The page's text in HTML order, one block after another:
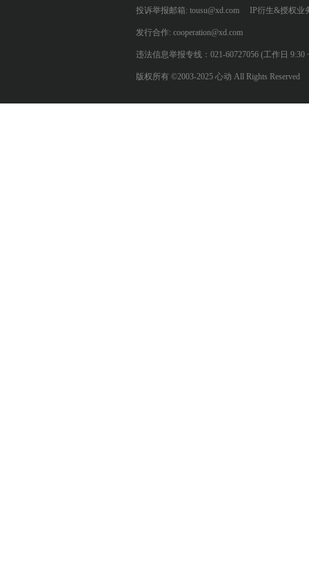
投诉举报邮箱: tousu@xd.com IP衍生&授权业
发行合作: cooperation@xd.com
违法信息举报专线：021-60727056 (工作日 9:30
版权所有 ©2003-2025 心动 All Rights Reserved